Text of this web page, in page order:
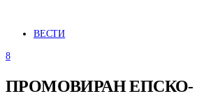
ВЕСТИ
8
ПРОМОВИРАН ЕПСКО-